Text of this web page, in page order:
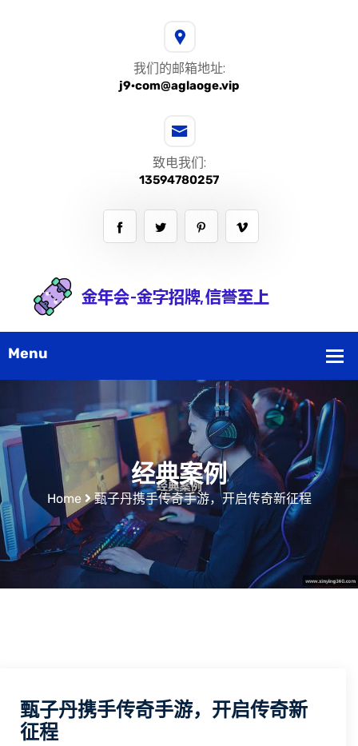
我们的邮箱地址:
j9·com@aglaoge.vip
致电我们:
13594780257
经典案例
Home 甄子丹携手传奇手游，开启传奇新征程
甄子丹携手传奇手游，开启传奇新
征程